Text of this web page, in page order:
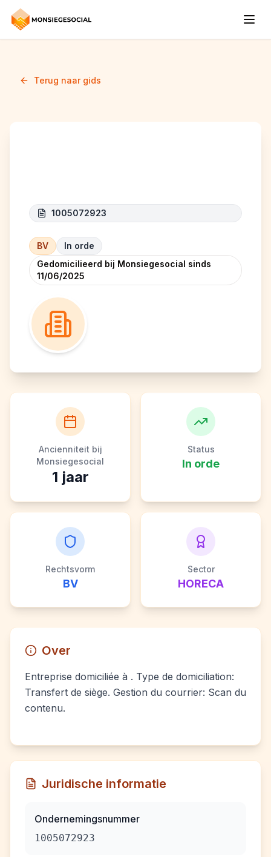
Terug naar gids
1005072923
BV
In orde
Gedomicilieerd bij Monsiegesocial sinds
11/06/2025
Ancienniteit bij
Monsiegesocial
1 jaar
Status
In orde
Rechtsvorm
BV
Sector
HORECA
Over
Entreprise domiciliée à . Type de domiciliation:
Transfert de siège. Gestion du courrier: Scan du
contenu.
Juridische informatie
Ondernemingsnummer
1005072923